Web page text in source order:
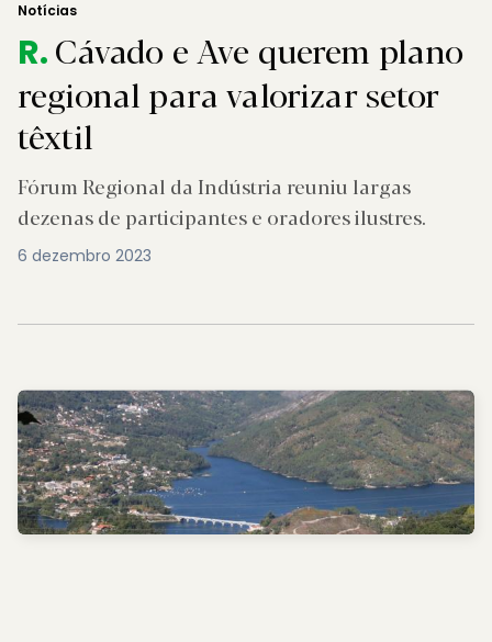
Notícias
R.Cávado e Ave querem plano
regional para valorizar setor
têxtil
Fórum Regional da Indústria reuniu largas
dezenas de participantes e oradores ilustres.
6 dezembro 2023